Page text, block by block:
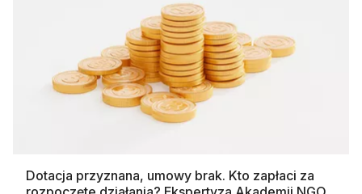
Dotacja przyznana, umowy brak. Kto zapłaci za